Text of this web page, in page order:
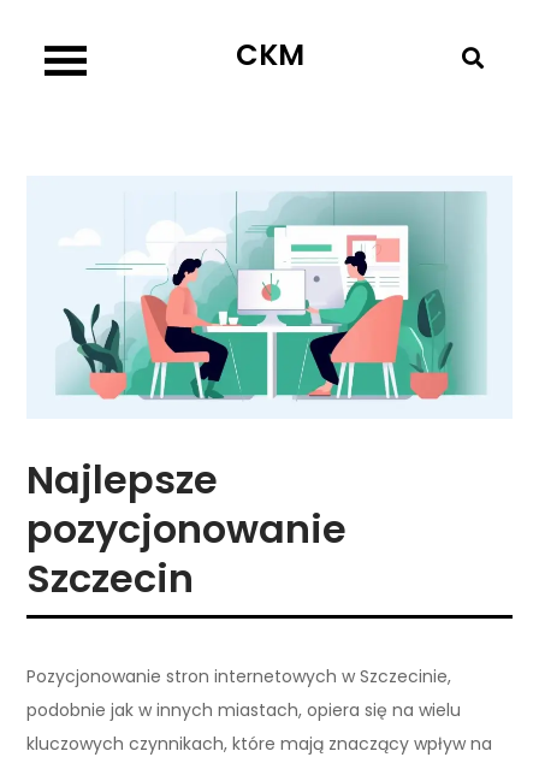
content
CKM
Najlepsze
pozycjonowanie
Szczecin
Pozycjonowanie stron internetowych w Szczecinie,
podobnie jak w innych miastach, opiera się na wielu
kluczowych czynnikach, które mają znaczący wpływ na